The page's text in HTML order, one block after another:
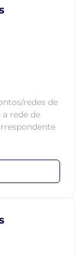
redes de
a rede de